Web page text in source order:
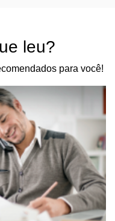
leu?
para você!